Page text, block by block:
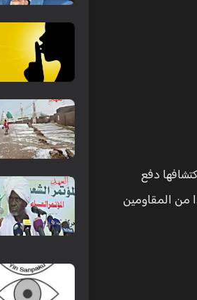
دفع
من المقاومين